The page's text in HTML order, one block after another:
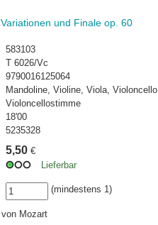
und Finale op. 60
583103
T 6026/Vc
9790016125064
Mandoline, Violine, Viola, Violoncello
Violoncellostimme
18'00
5235328
5,50 €
Lieferbar
(mindestens 1)
Mozart